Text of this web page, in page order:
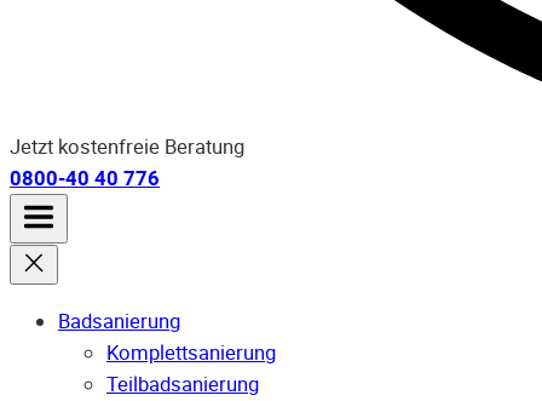
Jetzt kostenfreie Beratung
0800-40 40 776
Badsanierung
Komplettsanierung
Teilbadsanierung